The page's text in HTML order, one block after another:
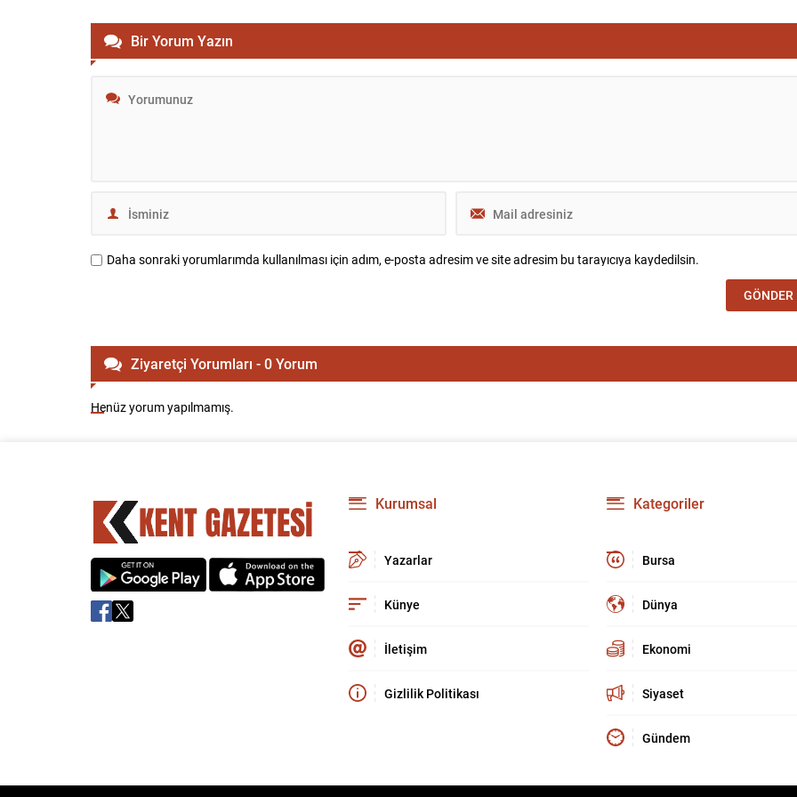
Bir Yorum Yazın
Daha sonraki yorumlarımda kullanılması için adım, e-posta adresim ve site adresim bu tarayıcıya kaydedilsin.
Ziyaretçi Yorumları - 0 Yorum
Henüz yorum yapılmamış.
Kurumsal
Yazarlar
Künye
İletişim
Gizlilik Politikası
Kategoriler
Bursa
Dünya
Ekonomi
Siyaset
Gündem